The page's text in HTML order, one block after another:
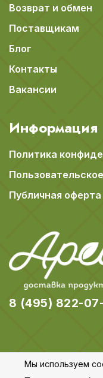
Возврат и обмен
Поставщикам
Блог
Контакты
Вакансии
Информация
Политика
Публичная оферта
8 (495) 822-
Мы используем